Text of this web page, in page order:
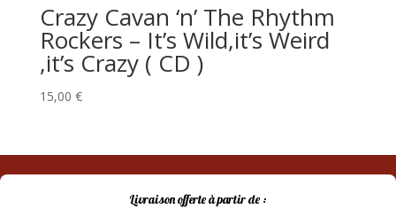
Crazy Cavan ‘n’ The Rhythm
Rockers – It’s Wild,it’s Weird
,it’s Crazy ( CD )
15,00 €
Livraison offerte à partir de :